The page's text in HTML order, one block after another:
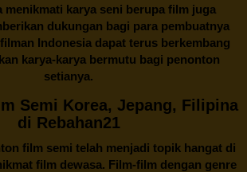
menikmati karya seni berupa film juga
dukungan bagi para pembuatnya
Indonesia dapat terus berkembang
karya-karya bermutu bagi penonton
setianya.
Semi Korea, Jepang, Filipina
di Rebahan21
film semi telah menjadi topik hangat di
film dewasa. Film-film dengan genre